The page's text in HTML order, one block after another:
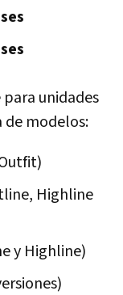
unidades
de modelos:
Highline
y Highline)